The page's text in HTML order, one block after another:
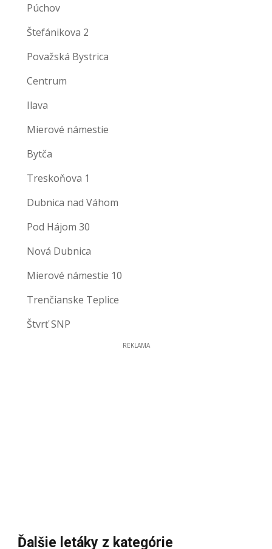
Púchov
Štefánikova 2
Považská Bystrica
Centrum
Ilava
Mierové námestie
Bytča
Treskoňova 1
Dubnica nad Váhom
Pod Hájom 30
Nová Dubnica
Mierové námestie 10
Trenčianske Teplice
Štvrť SNP
REKLAMA
Ďalšie letáky z kategórie